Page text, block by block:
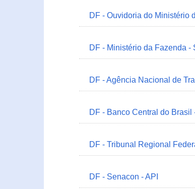
DF - Ouvidoria do Ministério
DF - Ministério da Fazenda -
DF - Agência Nacional de
DF - Banco Central do
DF - Tribunal Regional
DF - Senacon - API